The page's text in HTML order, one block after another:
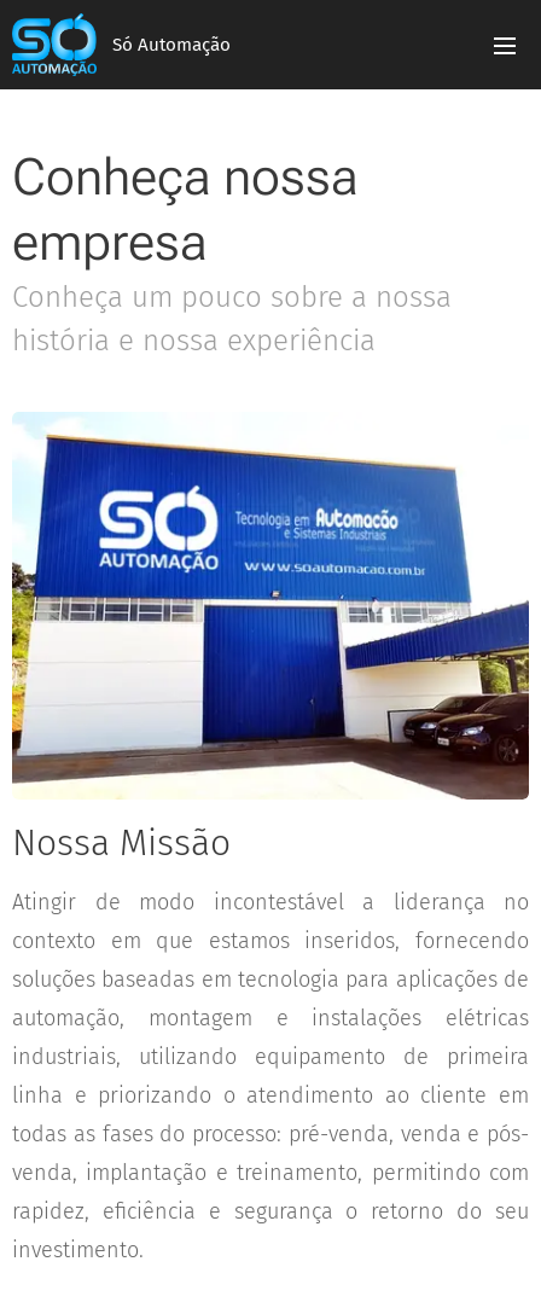
Só Automação
Conheça nossa
empresa
Conheça um pouco sobre a nossa
história e nossa experiência
Nossa Missão
Atingir de modo incontestável a liderança no
contexto em que estamos inseridos, fornecendo
soluções baseadas em tecnologia para aplicações de
automação, montagem e instalações elétricas
industriais, utilizando equipamento de primeira
linha e priorizando o atendimento ao cliente em
todas as fases do processo: pré-venda, venda e pós-
venda, implantação e treinamento, permitindo com
rapidez, eficiência e segurança o retorno do seu
investimento.